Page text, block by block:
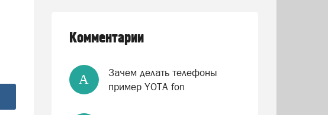
Комментарии
А
Зачем делать телефоны
пример YOTA fon